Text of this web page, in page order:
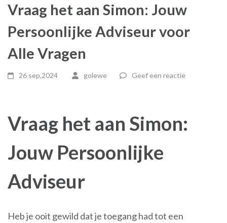
Vraag het aan Simon: Jouw
Persoonlijke Adviseur voor
Alle Vragen
26 sep,2024 golewe Geef een reactie
Vraag het aan Simon:
Jouw Persoonlijke
Adviseur
Heb je ooit gewild dat je toegang had tot een